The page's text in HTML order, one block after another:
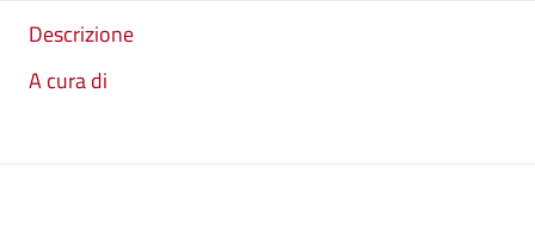
Descrizione
A cura di